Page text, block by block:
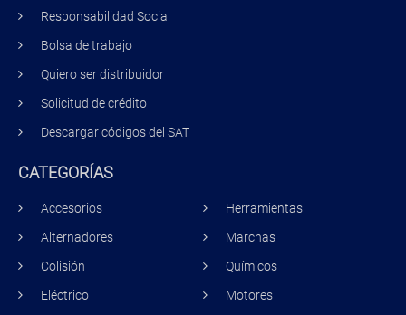
Responsabilidad Social
Bolsa de trabajo
Quiero ser distribuidor
Solicitud de crédito
Descargar códigos del SAT
CATEGORÍAS
Accesorios
Alternadores
Colisión
Eléctrico
Herramientas
Marchas
Químicos
Motores